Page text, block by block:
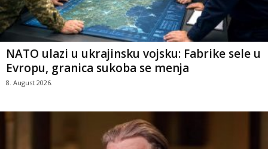
NATO ulazi u ukrajinsku vojsku: Fabrike sele u
Evropu, granica sukoba se menja
8. August 2026.